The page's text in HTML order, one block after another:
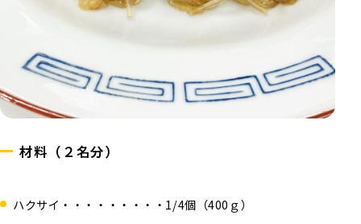
材料（２名分）
ハクサイ・・・・・・・・・1/4個（400ｇ）